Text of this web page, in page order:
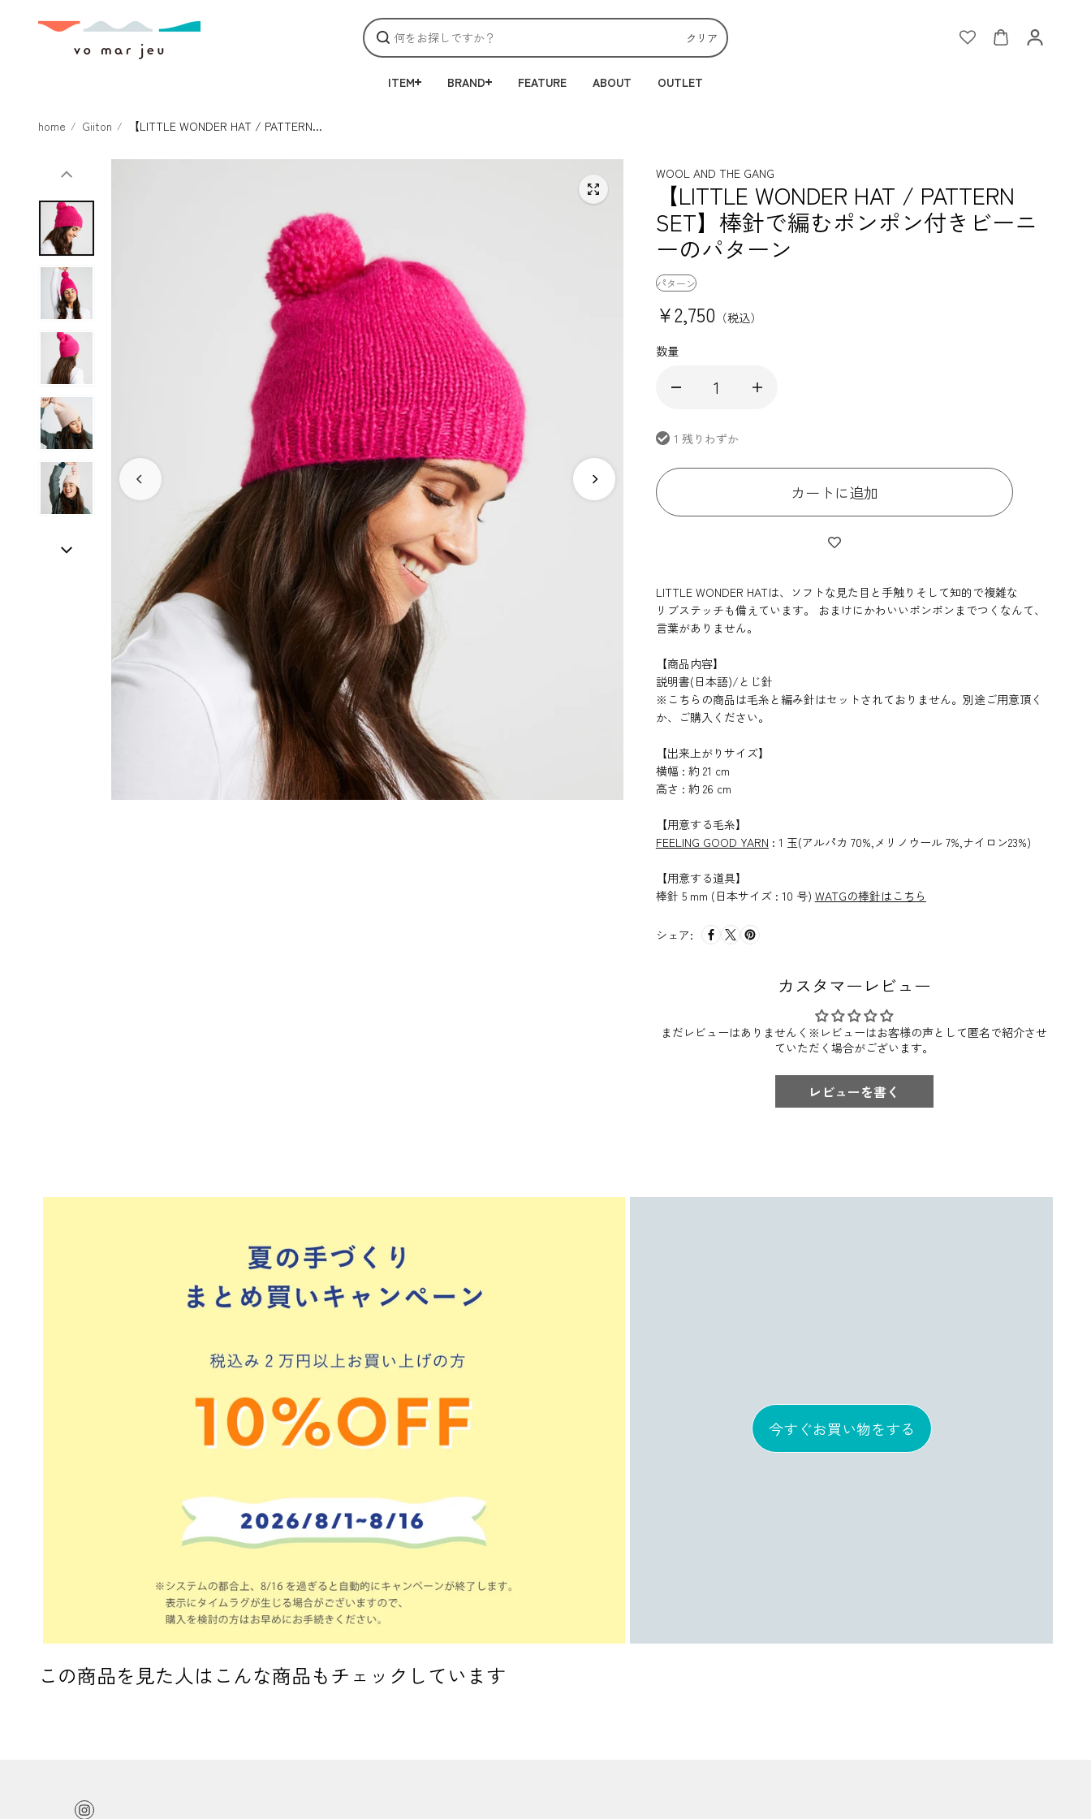
ップ
クリア
ITEM BRAND FEATURE ABOUT OUTLET
home Giiton 【LITTLE WONDER HAT / PATTERN...
WOOL AND THE GANG
【LITTLE WONDER HAT / PATTERN
SET】棒針で編むポンポン付きビーニ
ーのパターン
パターン
¥2,750 （税込）
数量
1 残りわずか
カートに追加
LITTLE WONDER HATは、ソフトな見た目と手触りそして知的で複雑な
リブステッチも備えています。 おまけにかわいいポンポンまでつくなんて、
言葉がありません。
【商品内容】
説明書(日本語)/とじ針
※こちらの商品は毛糸と編み針はセットされておりません。別途ご用意頂く
か、ご購入ください。
【出来上がりサイズ】
横幅 : 約 21 cm
高さ : 約 26 cm
【用意する毛糸】
FEELING GOOD YARN : 1 玉(アルパカ 70%,メリノウール 7%,ナイロン23%)
【用意する道具】
棒針 5 mm (日本サイズ : 10 号) WATGの棒針はこちら
シェア:
カスタマーレビュー
まだレビューはありませんく※レビューはお客様の声として匿名で紹介させ
ていただく場合がございます。
レビューを書く
今すぐお買い物をする
この商品を見た人はこんな商品もチェックしています